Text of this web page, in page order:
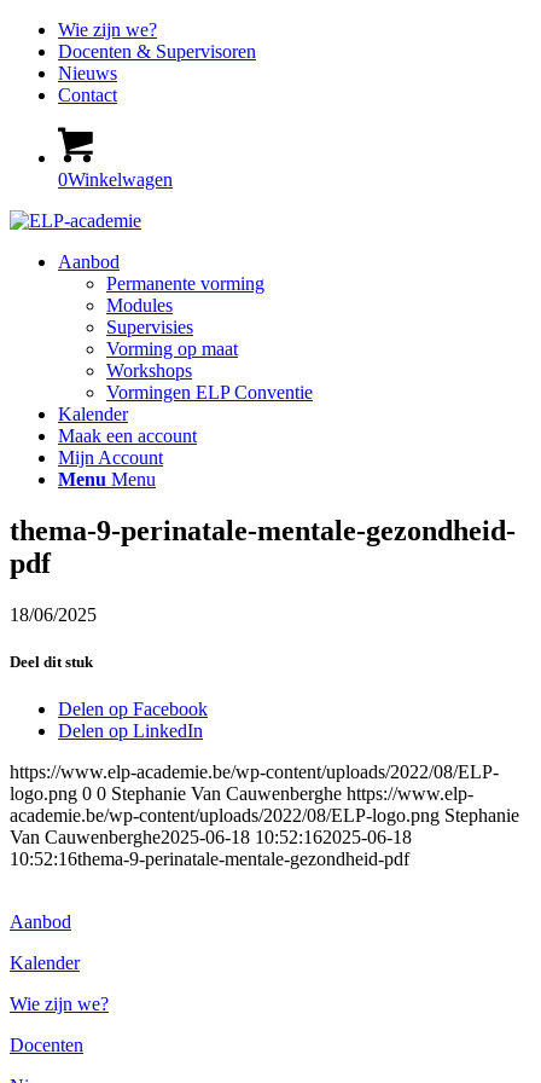
Wie zijn we?
Docenten & Supervisoren
Nieuws
Contact
0Winkelwagen
Aanbod
Permanente vorming
Modules
Supervisies
Vorming op maat
Workshops
Vormingen ELP Conventie
Kalender
Maak een account
Mijn Account
Menu Menu
thema-9-perinatale-mentale-gezondheid-
pdf
18/06/2025
Deel dit stuk
Delen op Facebook
Delen op LinkedIn
https://www.elp-academie.be/wp-content/uploads/2022/08/ELP-
logo.png 0 0 Stephanie Van Cauwenberghe https://www.elp-
academie.be/wp-content/uploads/2022/08/ELP-logo.png Stephanie
Van Cauwenberghe2025-06-18 10:52:162025-06-18
10:52:16thema-9-perinatale-mentale-gezondheid-pdf
Aanbod
Kalender
Wie zijn we?
Docenten